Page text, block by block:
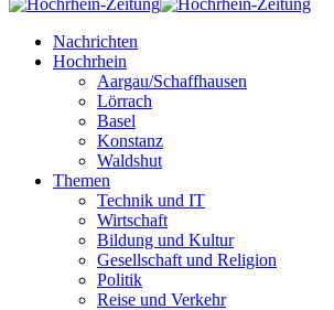
Nachrichten
Hochrhein
Aargau/Schaffhausen
Lörrach
Basel
Konstanz
Waldshut
Themen
Technik und IT
Wirtschaft
Bildung und Kultur
Gesellschaft und Religion
Politik
Reise und Verkehr